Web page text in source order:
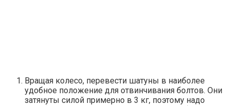
Вращая колесо, перевести шатуны в наиболее
удобное положение для отвинчивания болтов. Они
затянуты силой примерно в 3 кг, поэтому надо